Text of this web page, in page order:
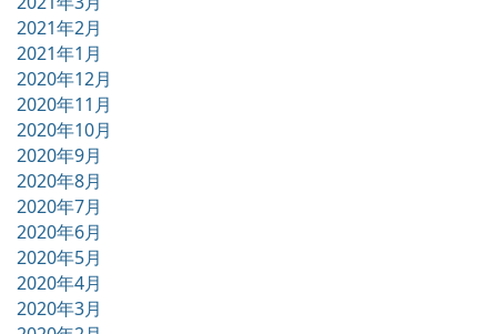
2021年2月
2021年1月
2020年12月
2020年11月
2020年10月
2020年9月
2020年8月
2020年7月
2020年6月
2020年5月
2020年4月
2020年3月